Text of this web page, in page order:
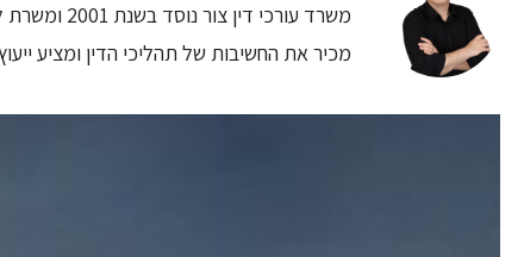
משרד
מכיר את החשיבות של תהליכי הדין ומציע